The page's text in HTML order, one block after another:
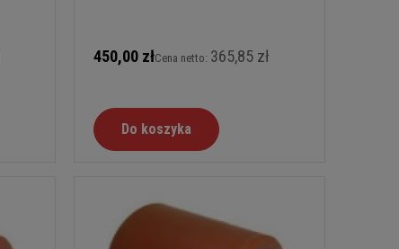
450,00 złCena netto: 365,85 zł
Do koszyka